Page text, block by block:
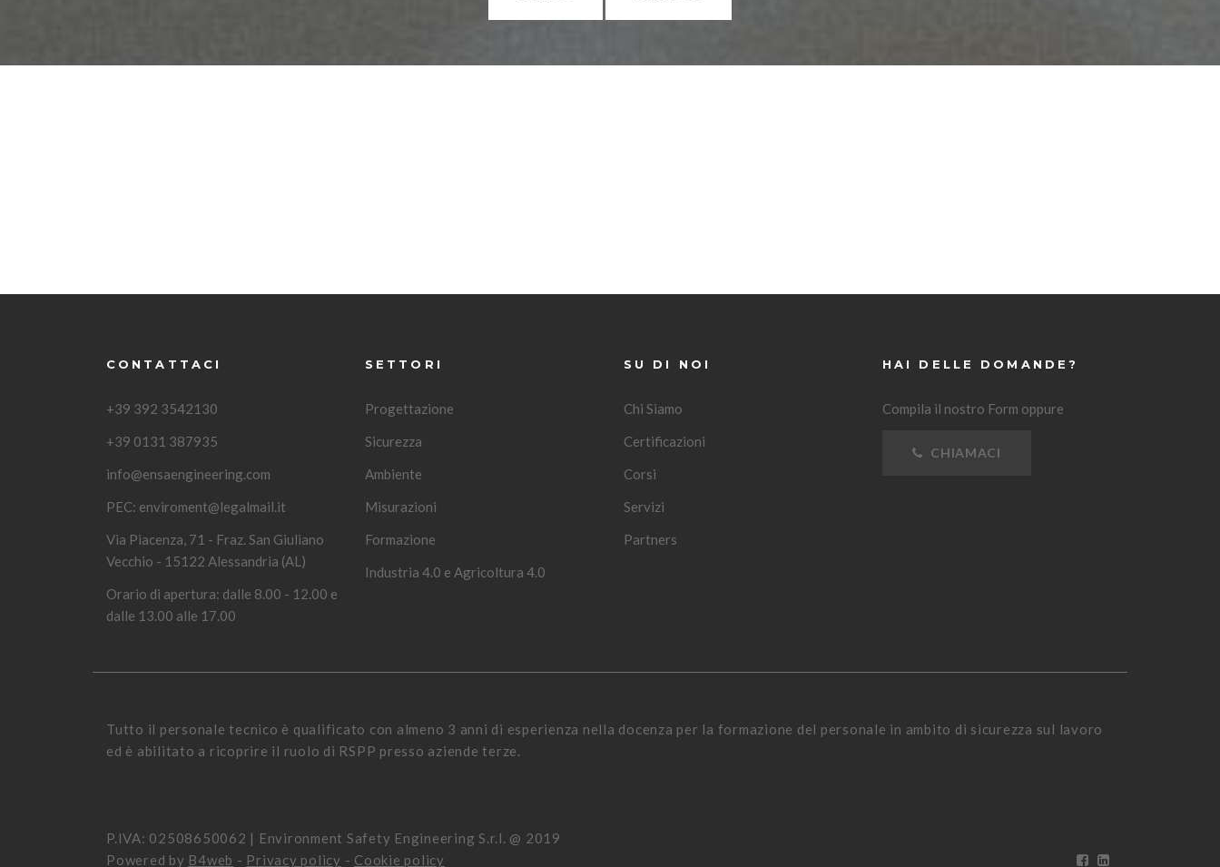
CONTATTACI
+39 392 3542130
+39 0131 387935
info@ensaengineering.com
PEC: enviroment@legalmail.it
Via Piacenza, 71 - Fraz. San Giuliano
Vecchio - 15122 Alessandria (AL)
Orario di apertura: dalle 8.00 - 12.00 e
dalle 13.00 alle 17.00
SETTORI
Progettazione
Sicurezza
Ambiente
Misurazioni
Formazione
Industria 4.0 e Agricoltura 4.0
SU DI NOI
Chi Siamo
Certificazioni
Corsi
Servizi
Partners
HAI DELLE DOMANDE?
Compila il nostro Form oppure
CHIAMACI
Tutto il personale tecnico è qualificato con almeno 3 anni di esperienza nella docenza per la formazione del personale in ambito di sicurezza sul lavoro
ed è abilitato a ricoprire il ruolo di RSPP presso aziende terze.
P.IVA: 02508650062 | Environment Safety Engineering S.r.l. @ 2019
Powered by B4web - Privacy policy - Cookie policy